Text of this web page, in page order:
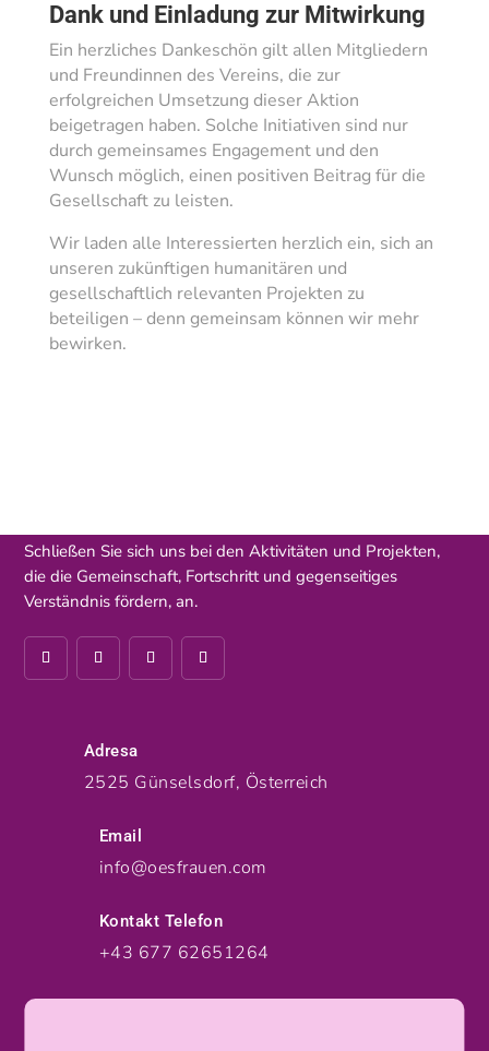
Dank und Einladung zur Mitwirkung
Ein herzliches Dankeschön gilt allen Mitgliedern
und Freundinnen des Vereins, die zur
erfolgreichen Umsetzung dieser Aktion
beigetragen haben. Solche Initiativen sind nur
durch gemeinsames Engagement und den
Wunsch möglich, einen positiven Beitrag für die
Gesellschaft zu leisten.
Wir laden alle Interessierten herzlich ein, sich an
unseren zukünftigen humanitären und
gesellschaftlich relevanten Projekten zu
beteiligen – denn gemeinsam können wir mehr
bewirken.
Schließen Sie sich uns bei den Aktivitäten und Projekten,
die die Gemeinschaft, Fortschritt und gegenseitiges
Verständnis fördern, an.
Adresa
2525 Günselsdorf, Österreich
Email
info@oesfrauen.com
Kontakt Telefon
+43 677 62651264